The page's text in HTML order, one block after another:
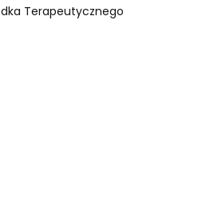
Terapeutycznego